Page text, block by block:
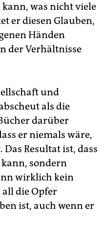
was nicht viele
er diesen Glauben,
Händen
der Verhältnisse
und
als die
darüber
er niemals wäre,
Resultat ist, dass
kann, sondern
wirklich kein
die Opfer
ist, auch wenn er